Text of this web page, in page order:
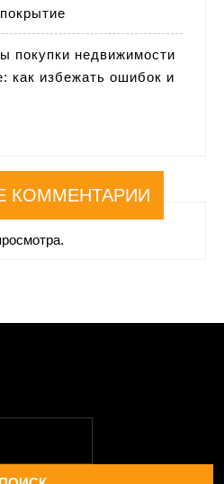
покупки недвижимости
как избежать ошибок и
КОММЕНТАРИИ